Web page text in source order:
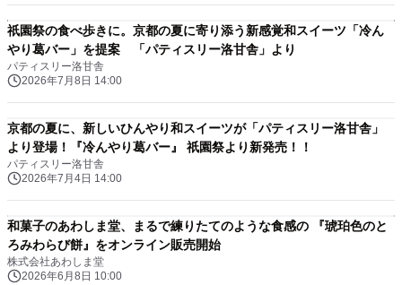
祇園祭の食べ歩きに。京都の夏に寄り添う新感覚和スイーツ「冷ん
やり葛バー」を提案 「パティスリー洛甘舎」より
パティスリー洛甘舎
2026年7月8日 14:00
京都の夏に、新しいひんやり和スイーツが「パティスリー洛甘舎」
より登場！『冷んやり葛バー』 祇園祭より新発売！！
パティスリー洛甘舎
2026年7月4日 14:00
和菓子のあわしま堂、まるで練りたてのような食感の 『琥珀色のと
ろみわらび餅』をオンライン販売開始
株式会社あわしま堂
2026年6月8日 10:00